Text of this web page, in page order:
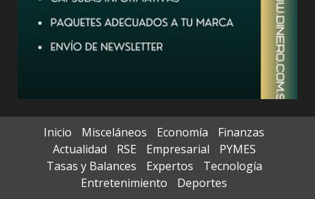
Inicio Misceláneos Economía
Finanzas
Actualidad
RSE Empresarial
PYMES
Tasas y Balances
Expertos
Tecnología
Entretenimiento
Deportes